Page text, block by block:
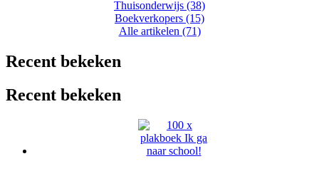
Thuisonderwijs (38)
Boekverkopers (15)
Alle artikelen (71)
Recent bekeken
Recent bekeken